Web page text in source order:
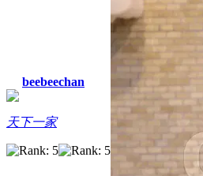
beebeechan
天下一家